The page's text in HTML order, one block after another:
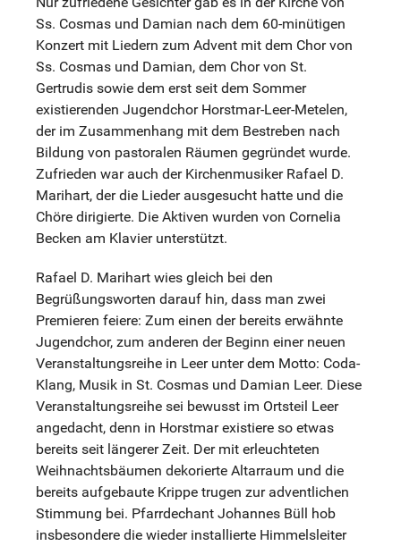
Ss. Cosmas und Damian nach dem 60-minütigen
Konzert mit Liedern zum Advent mit dem Chor von
Ss. Cosmas und Damian, dem Chor von St.
Gertrudis sowie dem erst seit dem Sommer
existierenden Jugendchor Horstmar-Leer-Metelen,
der im Zusammenhang mit dem Bestreben nach
Bildung von pastoralen Räumen gegründet wurde.
Zufrieden war auch der Kirchenmusiker Rafael D.
Marihart, der die Lieder ausgesucht hatte und die
Chöre dirigierte. Die Aktiven wurden von Cornelia
Becken am Klavier unterstützt.
Rafael D. Marihart wies gleich bei den
Begrüßungsworten darauf hin, dass man zwei
Premieren feiere: Zum einen der bereits erwähnte
Jugendchor, zum anderen der Beginn einer neuen
Veranstaltungsreihe in Leer unter dem Motto: Coda-
Klang, Musik in St. Cosmas und Damian Leer. Diese
Veranstaltungsreihe sei bewusst im Ortsteil Leer
angedacht, denn in Horstmar existiere so etwas
bereits seit längerer Zeit. Der mit erleuchteten
Weihnachtsbäumen dekorierte Altarraum und die
bereits aufgebaute Krippe trugen zur adventlichen
Stimmung bei. Pfarrdechant Johannes Büll hob
insbesondere die wieder installierte Himmelsleiter